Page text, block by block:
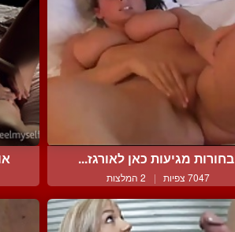
בחורות מגיעות כאן לאורגז...
7047 צפיות | 2 המלצות